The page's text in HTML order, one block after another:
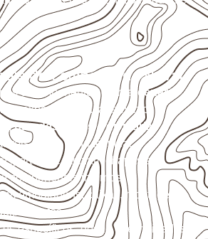
do Compensado Naval
e componentes de
marcenaria
exposição e acabamento.
paredes, pisos e divisórias,
com a ficha técnica.
que utilizam chapas em
componentes internos.
em embalagens, caixas, montagem e
específicos, desde que validados